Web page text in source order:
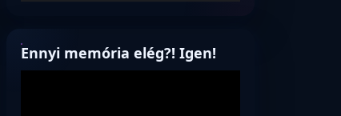
Ennyi memória elég?! Igen!